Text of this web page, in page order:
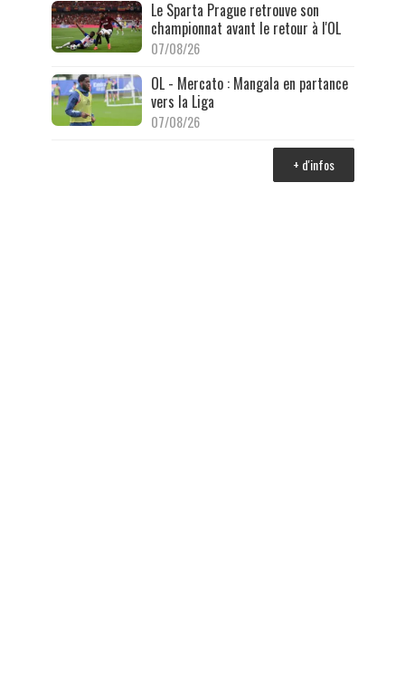
Le Sparta Prague retrouve son
championnat avant le retour à l'OL
07/08/26
OL - Mercato : Mangala en partance
vers la Liga
07/08/26
+ d'infos